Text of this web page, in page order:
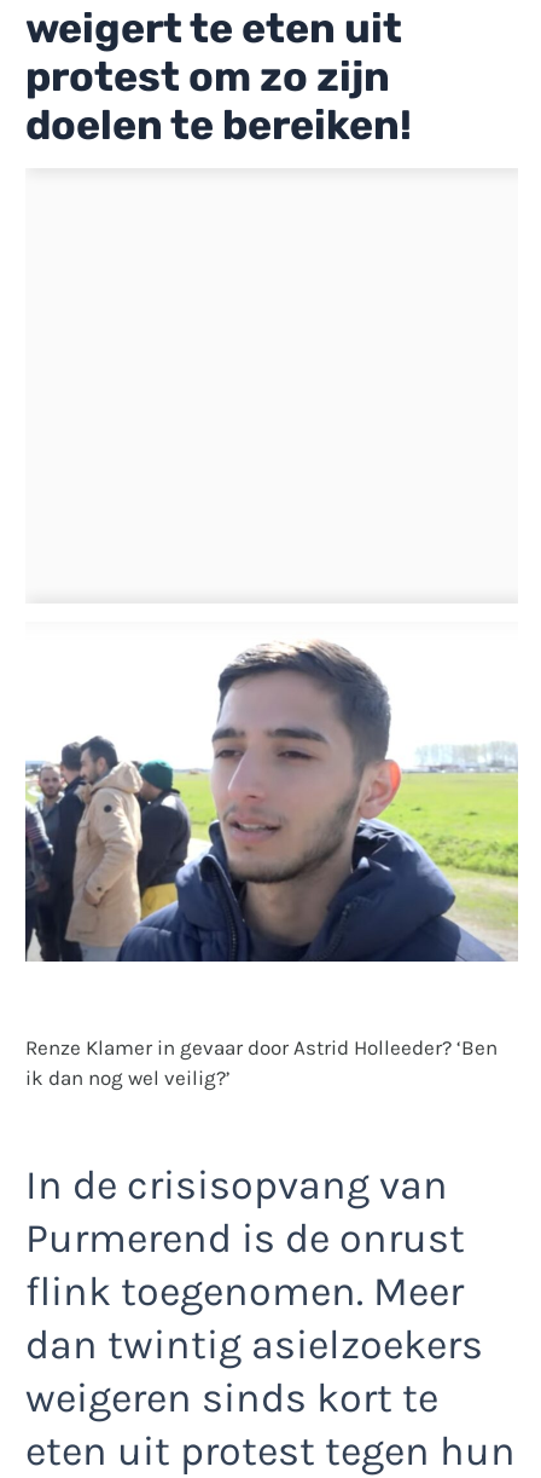
weigert te eten uit
protest om zo zijn
doelen te bereiken!
Renze Klamer in gevaar door Astrid Holleeder? ‘Ben
ik dan nog wel veilig?’
In de crisisopvang van
Purmerend is de onrust
flink toegenomen. Meer
dan twintig asielzoekers
weigeren sinds kort te
eten uit protest tegen hun